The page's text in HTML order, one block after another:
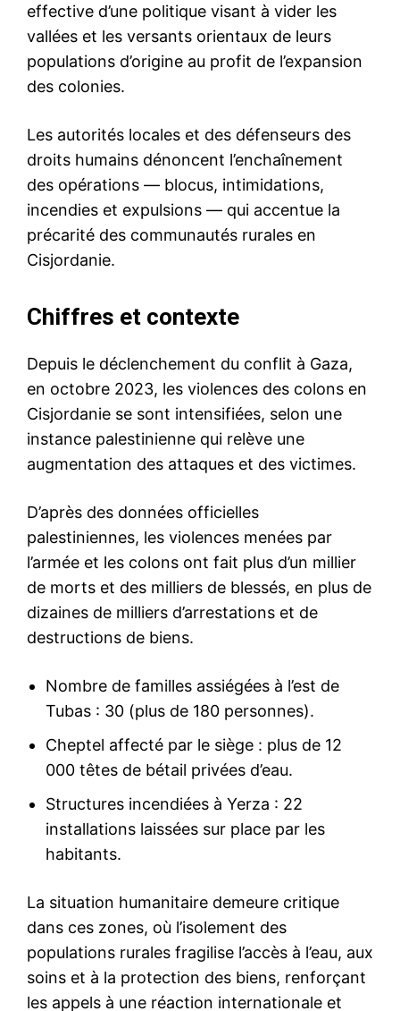
effective d’une politique visant à vider les
vallées et les versants orientaux de leurs
populations d’origine au profit de l’expansion
des colonies.
Les autorités locales et des défenseurs des
droits humains dénoncent l’enchaînement
des opérations — blocus, intimidations,
incendies et expulsions — qui accentue la
précarité des communautés rurales en
Cisjordanie.
Chiffres et contexte
Depuis le déclenchement du conflit à Gaza,
en octobre 2023, les violences des colons en
Cisjordanie se sont intensifiées, selon une
instance palestinienne qui relève une
augmentation des attaques et des victimes.
D’après des données officielles
palestiniennes, les violences menées par
l’armée et les colons ont fait plus d’un millier
de morts et des milliers de blessés, en plus de
dizaines de milliers d’arrestations et de
destructions de biens.
Nombre de familles assiégées à l’est de
Tubas : 30 (plus de 180 personnes).
Cheptel affecté par le siège : plus de 12
000 têtes de bétail privées d’eau.
Structures incendiées à Yerza : 22
installations laissées sur place par les
habitants.
La situation humanitaire demeure critique
dans ces zones, où l’isolement des
populations rurales fragilise l’accès à l’eau, aux
soins et à la protection des biens, renforçant
les appels à une réaction internationale et